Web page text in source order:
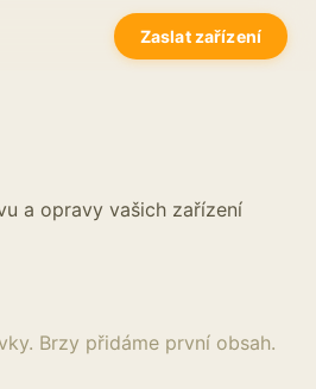
Zaslat zařízení
a opravy vašich zařízení
Brzy přidáme první obsah.